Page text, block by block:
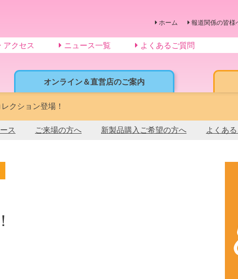
オンライン＆直営店のご案内
ホーム 報道関係の皆様
アクセス ニュース一覧 よくあるご質問
クション登場！
ス ご来場の方へ 新製品購入ご希望の方へ よくあ